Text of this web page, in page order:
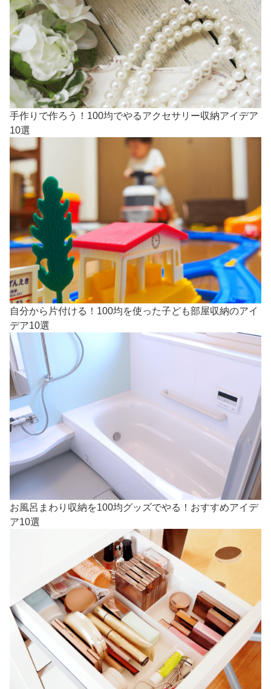
手作りで作ろう！100均でやるアクセサリー収納アイデア
10選
自分から片付ける！100均を使った子ども部屋収納のアイ
デア10選
お風呂まわり収納を100均グッズでやる！おすすめアイデ
ア10選